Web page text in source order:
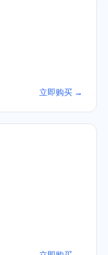
立即购买 →